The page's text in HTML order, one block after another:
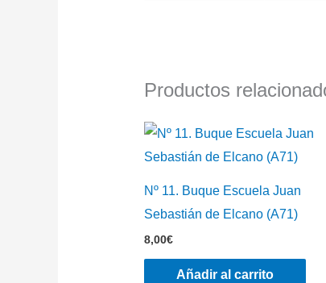
Productos
Nº 11. Buque Escuela Juan
Sebastián de Elcano (A71)
8,00€
Añadir al carrito